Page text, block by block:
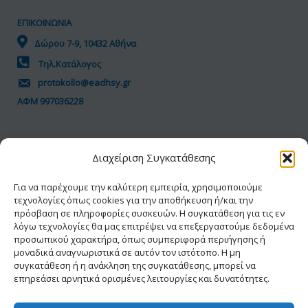
Διαχείριση Συγκατάθεσης
Για να παρέχουμε την καλύτερη εμπειρία, χρησιμοποιούμε
τεχνολογίες όπως cookies για την αποθήκευση ή/και την
πρόσβαση σε πληροφορίες συσκευών. Η συγκατάθεση για τις εν
λόγω τεχνολογίες θα μας επιτρέψει να επεξεργαστούμε δεδομένα
προσωπικού χαρακτήρα, όπως συμπεριφορά περιήγησης ή
μοναδικά αναγνωριστικά σε αυτόν τον ιστότοπο. Η μη
συγκατάθεση ή η ανάκληση της συγκατάθεσης, μπορεί να
επηρεάσει αρνητικά ορισμένες λειτουργίες και δυνατότητες.
ΕΠΙΚΟΙΝΩΝΙΑ
Δώρου 7-9, 10432 Αθήνα
Τηλ.Κατάλογος
protokollo@eadhsy.gr
ΑΦΜ 997036228
ΠΟΛΙΤΙΚΗ GDPR
Προσωπικά Δεδομένα
Πολιτική Cookies
Δήλωση Προσβασιμότητας